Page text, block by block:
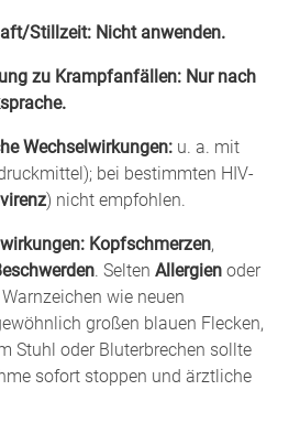
Stillzeit: Nicht anwenden.
zu Krampfanfällen: Nur nach
Wechselwirkungen: u. a. mit
bei bestimmten HIV-
) nicht empfohlen.
Kopfschmerzen,
. Selten Allergien oder
Warnzeichen wie neuen
großen blauen Flecken,
Stuhl oder Bluterbrechen sollte
sofort stoppen und ärztliche